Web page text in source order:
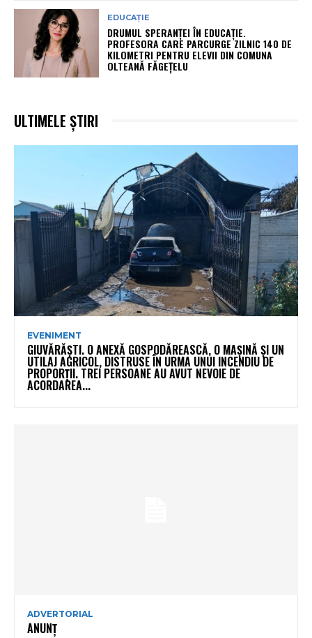
EDUCAȚIE
DRUMUL SPERANȚEI ÎN EDUCAȚIE.
PROFESORA CARE PARCURGE ZILNIC 140 DE
KILOMETRI PENTRU ELEVII DIN COMUNA
OLTEANĂ FĂGEȚELU
ULTIMELE ȘTIRI
EVENIMENT
GIUVĂRĂȘTI. O ANEXĂ GOSPODĂREASCĂ, O MAȘINĂ ȘI UN
UTILAJ AGRICOL, DISTRUSE ÎN URMA UNUI INCENDIU DE
PROPORȚII. TREI PERSOANE AU AVUT NEVOIE DE
ACORDAREA...
ADVERTORIAL
ANUNȚ